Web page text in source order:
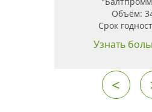
Объём:
Срок
Узнать
<